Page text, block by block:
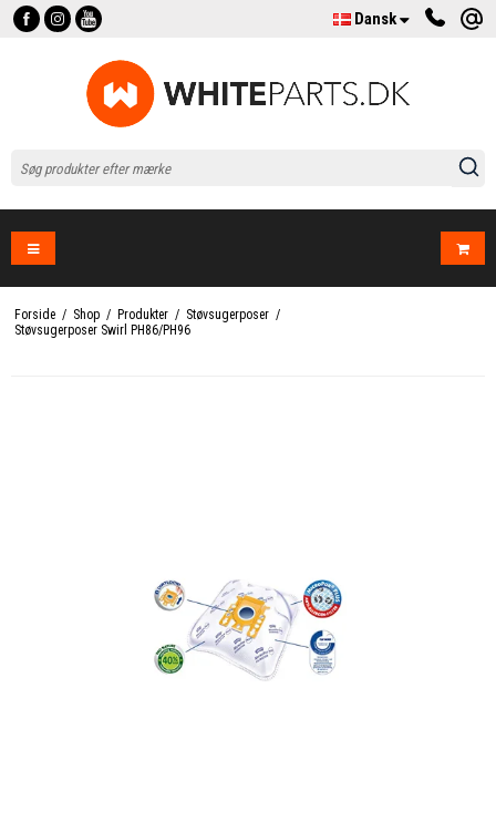
Dansk
Forside / Shop / Produkter / Støvsugerposer /
Støvsugerposer Swirl PH86/PH96